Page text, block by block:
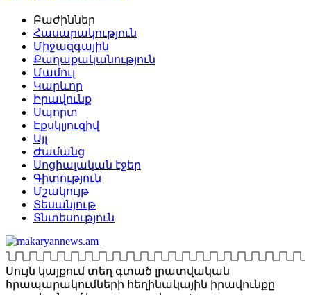
Բաժիններ
Հասարակություն
Միջազգային
Քաղաքականություն
Մամուլ
Կարևոր
Իրավունք
Սպորտ
Էքսկլյուզիվ
Այլ
Ժամանց
Սոցիալական էջեր
Գիտություն
Մշակույթ
Տեսանյութ
Տնտեսություն
Սույն կայքում տեղ գտած լրատվական
հրապարակումների հեղինակային իրավունքը